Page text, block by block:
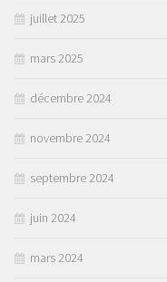
juillet 2025
mars 2025
décembre 2024
novembre 2024
septembre 2024
juin 2024
mars 2024